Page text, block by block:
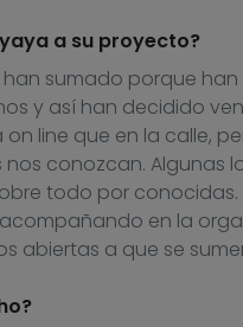
a su proyecto?
han sumado porque
y así han decidido
line que en la calle,
conozcan. Algunas
todo por
en la
abiertas a que se